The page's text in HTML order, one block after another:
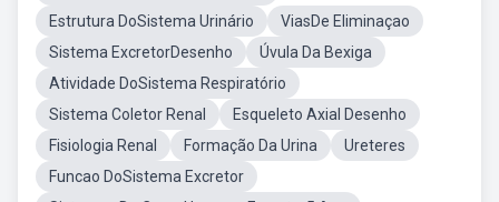
Estrutura DoSistema Urinário
ViasDe Eliminaçao
Sistema ExcretorDesenho
Úvula Da Bexiga
Atividade DoSistema Respiratório
Sistema Coletor Renal
Esqueleto Axial Desenho
Fisiologia Renal
Formação Da Urina
Ureteres
Funcao DoSistema Excretor